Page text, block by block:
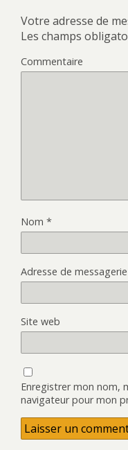
Votre adresse de
Les champs
Commentaire
Nom *
Adresse de messagerie
Site web
Enregistrer mon nom,
navigateur pour mon